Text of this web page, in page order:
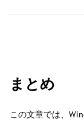
まとめ
この文章では、